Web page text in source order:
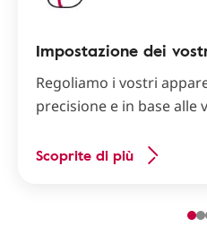
Impostazione dei
Regoliamo i vostri
precisione e in base alle
Scoprite di più